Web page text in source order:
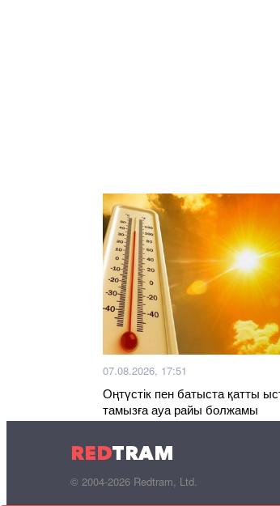
07.08.2026, 17:51
Оңтүстік пен батыста қатты
тамызға ауа райы болжамы
REDTRAM
© 2004-2026 Redtram, Ltd.